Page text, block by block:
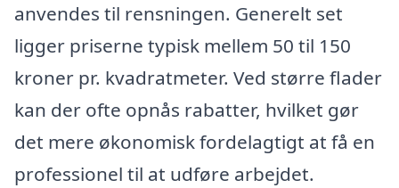
anvendes til rensningen. Generelt set
ligger priserne typisk mellem 50 til 150
kroner pr. kvadratmeter. Ved større flader
kan der ofte opnås rabatter, hvilket gør
det mere økonomisk fordelagtigt at få en
professionel til at udføre arbejdet.